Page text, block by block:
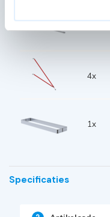
4x
1x
Specificaties